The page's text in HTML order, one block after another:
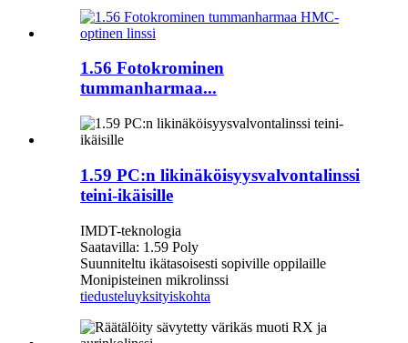
1.56 Fotokrominen
tummanharmaa...
1.59 PC:n likinäköisyysvalvontalinssi
teini-ikäisille
IMDT-teknologia
Saatavilla: 1.59 Poly
Suunniteltu ikätasoisesti sopiville oppilaille
Monipisteinen mikrolinssi
tiedusteluyksityiskohta